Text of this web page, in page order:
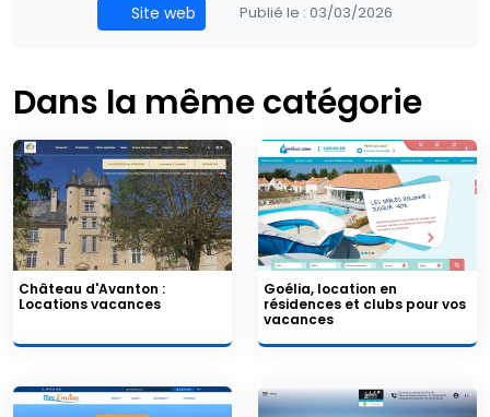
Site web
Publié le : 03/03/2026
Dans la même catégorie
Château d'Avanton :
Locations vacances
Goélia, location en
résidences et clubs pour vos
vacances